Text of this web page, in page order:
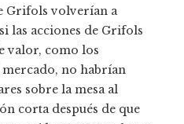
Grifols volverían a
las acciones de Grifols
valor, como los
no habrían
sobre la mesa al
corta después de que